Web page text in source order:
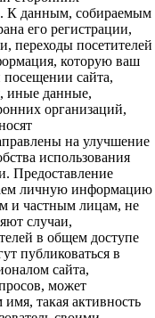
К данным, собираемым
его регистрации,
переходы посетителей
которую ваш
посещении сайта,
иные данные,
организаций,
на улучшение
использования
Предоставление
личную информацию
и частным лицам, не
случаи,
в общем доступе
публиковаться в
сайта,
может
имя, такая активность